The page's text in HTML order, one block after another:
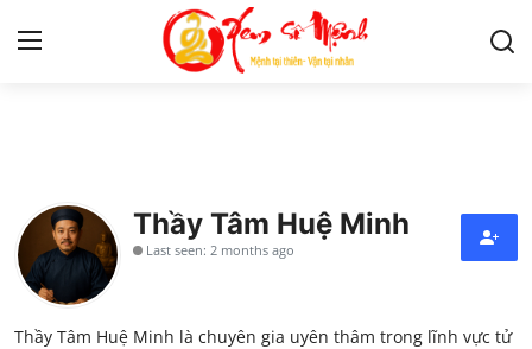
Kiến Thức
Tâm linh
Phong thủy
Thầy Tâm Huệ Minh
Last seen: 2 months ago
Thầy Tâm Huệ Minh là chuyên gia uyên thâm trong lĩnh vực tử